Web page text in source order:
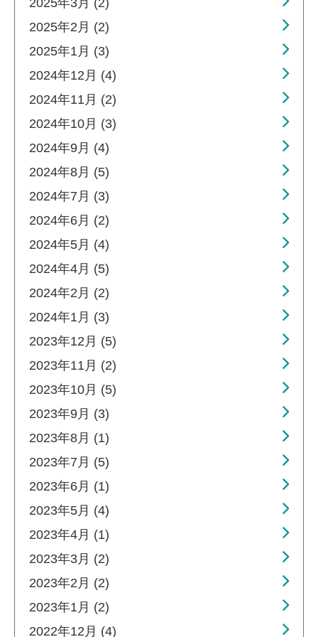
2025年3月 (2)
2025年2月 (2)
2025年1月 (3)
2024年12月 (4)
2024年11月 (2)
2024年10月 (3)
2024年9月 (4)
2024年8月 (5)
2024年7月 (3)
2024年6月 (2)
2024年5月 (4)
2024年4月 (5)
2024年2月 (2)
2024年1月 (3)
2023年12月 (5)
2023年11月 (2)
2023年10月 (5)
2023年9月 (3)
2023年8月 (1)
2023年7月 (5)
2023年6月 (1)
2023年5月 (4)
2023年4月 (1)
2023年3月 (2)
2023年2月 (2)
2023年1月 (2)
2022年12月 (4)